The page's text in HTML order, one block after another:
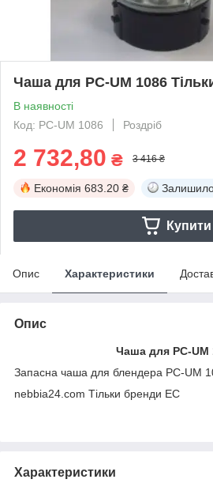
Чаша для PC-UM 1086
В наявності
Код: PC-UM 1086
Роздріб
2 732,80 ₴ 3 416 ₴
Економія 683.20 ₴
Купити
Опис Характеристики
Опис
Чаша для PC-UM
Запасна чаша для блендера PC-UM
nebbia24.com Тільки бренди ЕС
Характеристики